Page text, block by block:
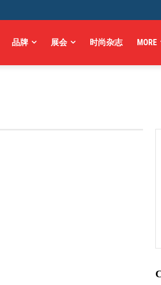
品牌 展会 时尚杂志 MORE